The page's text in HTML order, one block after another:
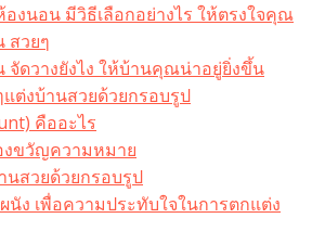
งนอน มีวิธีเลือกอย่างไร ให้ตรงใจคุณ
สวยๆ
จัดวางยังไง ให้บ้านคุณน่าอยู่ยิ่งขึ้น
แต่งบ้านสวยด้วยกรอบรูป
คืออะไร​
งขวัญความหมาย
นสวยด้วยกรอบรูป
ง เพื่อความประทับใจในการตกแต่ง